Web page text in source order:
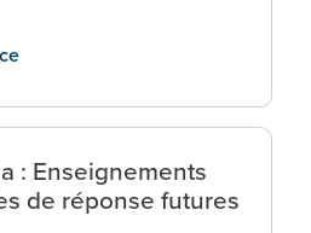
: Enseignements
de réponse futures